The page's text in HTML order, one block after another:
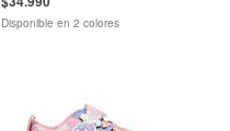
Disponible en 2 colores